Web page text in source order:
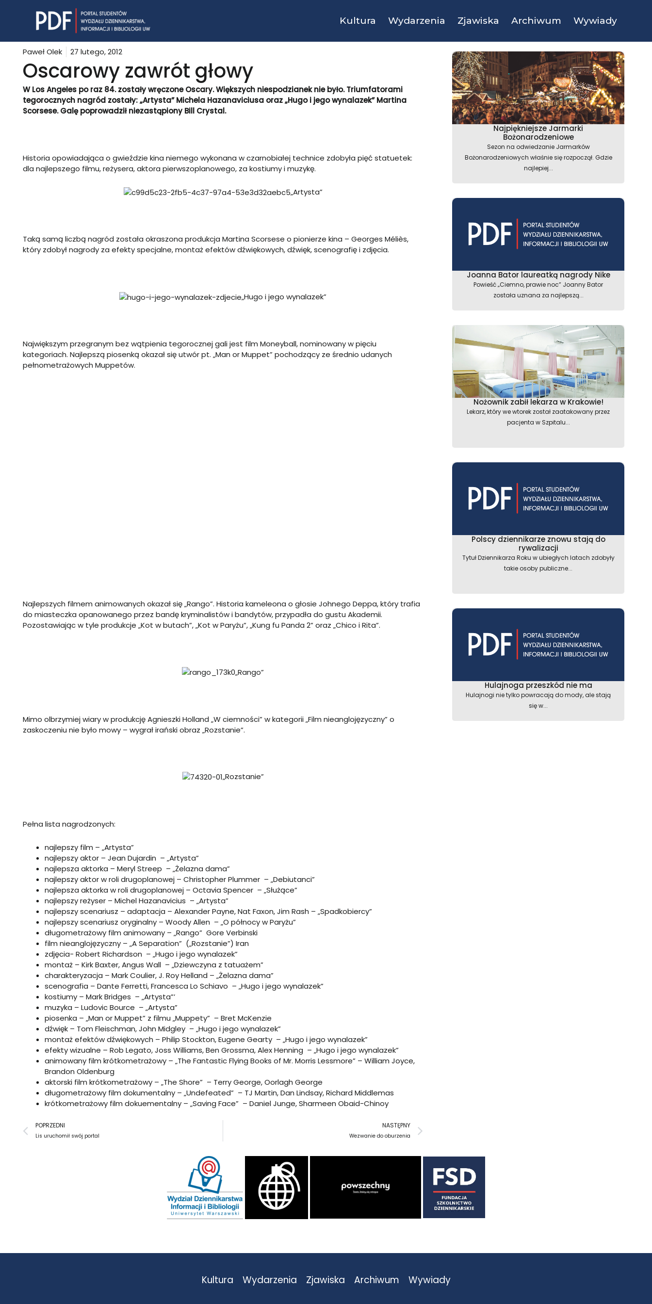
Kultura Wydarzenia Zjawiska Archiwum Wywiady
Paweł Olek 27 lutego, 2012
Oscarowy zawrót głowy
W Los Angeles po raz 84. zostały wręczone Oscary. Większych niespodzianek nie było. Triumfatorami
tegorocznych nagród zostały: „Artysta” Michela Hazanaviciusa oraz „Hugo i jego wynalazek”Martina
Scorsese.Galę poprowadził niezastąpiony Bill Crystal.
Historia opowiadająca o gwieździe kina niemego wykonana w czarnobiałej technice zdobyła pięć statuetek:
dla najlepszego filmu, reżysera, aktora pierwszoplanowego, za kostiumy i muzykę.
„Artysta”
Taką samą liczbą nagród została okraszona produkcja Martina Scorsese o pionierze kina – Georges Méliès,
który zdobył nagrody za efekty specjalne, montaż efektów dźwiękowych, dźwięk, scenografię i zdjęcia.
„Hugo i jego wynalazek”
Największym przegranym bez wątpienia tegorocznej gali jest film Moneyball, nominowany w pięciu
kategoriach. Najlepszą piosenką okazał się utwór pt. „Man or Muppet” pochodzący ze średnio udanych
pełnometrażowych Muppetów.
Najlepszych filmem animowanych okazał się „Rango”. Historia kameleona o głosie Johnego Deppa, który trafia
do miasteczka opanowanego przez bandę kryminalistów i bandytów, przypadła do gustu Akademii.
Pozostawiając w tyle produkcje „Kot w butach”, „Kot w Paryżu”, „Kung fu Panda 2” oraz „Chico i Rita”.
„Rango”
Mimo olbrzymiej wiary w produkcję Agnieszki Holland „W ciemności” w kategorii „Film nieanglojęzyczny” o
zaskoczeniu nie było mowy – wygrał irański obraz „Rozstanie”.
„Rozstanie”
Pełna lista nagrodzonych:
najlepszy film – „Artysta”
najlepszy aktor – Jean Dujardin – „Artysta”
najlepsza aktorka – Meryl Streep – „Żelazna dama”
najlepszy aktor w roli drugoplanowej – Christopher Plummer – „Debiutanci”
najlepsza aktorka w roli drugoplanowej – Octavia Spencer – „Służące”
najlepszy reżyser – Michel Hazanavicius – „Artysta”
najlepszy scenariusz – adaptacja – Alexander Payne, Nat Faxon, Jim Rash – „Spadkobiercy”
najlepszy scenariusz oryginalny – Woody Allen – „O północy w Paryżu”
długometrażowy film animowany – „Rango” Gore Verbinski
film nieanglojęzyczny – „A Separation” („Rozstanie”) Iran
zdjęcia- Robert Richardson – „Hugo i jego wynalazek”
montaż – Kirk Baxter, Angus Wall – „Dziewczyna z tatuażem”
charakteryzacja – Mark Coulier, J. Roy Helland – „Żelazna dama”
scenografia – Dante Ferretti, Francesca Lo Schiavo – „Hugo i jego wynalazek”
kostiumy – Mark Bridges – „Artysta”’
muzyka – Ludovic Bource – „Artysta”
piosenka – „Man or Muppet” z filmu „Muppety” – Bret McKenzie
dźwięk – Tom Fleischman, John Midgley – „Hugo i jego wynalazek”
montaż efektów dźwiękowych – Philip Stockton, Eugene Gearty – „Hugo i jego wynalazek”
efekty wizualne – Rob Legato, Joss Williams, Ben Grossma, Alex Henning – „Hugo i jego wynalazek”
animowany film krótkometrażowy – „The Fantastic Flying Books of Mr. Morris Lessmore” – William Joyce,
Brandon Oldenburg
aktorski film krótkometrażowy – „The Shore” – Terry George, Oorlagh George
długometrażowy film dokumentalny – „Undefeated” – TJ Martin, Dan Lindsay, Richard Middlemas
krótkometrażowy film dokuementalny – „Saving Face” – Daniel Junge, Sharmeen Obaid-Chinoy
Prev
POPRZEDNI
Lis uruchomił swój portal
NASTĘPNY
Wezwanie do oburzenia
Najpiękniejsze Jarmarki
Bożonarodzeniowe
Sezon na odwiedzanie Jarmarków
Bożonarodzeniowych właśnie się rozpoczął. Gdzie
najlepiej...
Joanna Bator laureatką nagrody Nike
Powieść „Ciemno, prawie noc” Joanny Bator
została uznana za najlepszą...
Nożownik zabił lekarza w Krakowie!
Lekarz, który we wtorek został zaatakowany przez
pacjenta w Szpitalu...
Polscy dziennikarze znowu stają do
rywalizacji
Tytuł Dziennikarza Roku w ubiegłych latach zdobyły
takie osoby publiczne...
Hulajnoga przeszkód nie ma
Hulajnogi nie tylko powracają do mody, ale stają
się w...
Kultura Wydarzenia Zjawiska Archiwum Wywiady